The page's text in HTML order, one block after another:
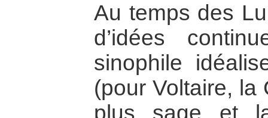
Au temps des
d’idées
sinophile
(pour Voltaire, la
plus sage et